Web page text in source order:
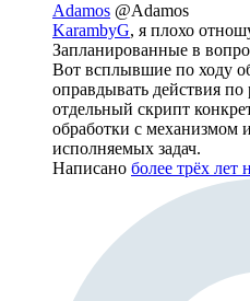
Adamos @Adamos
KarambyG, я плохо
Запланированные в
Вот всплывшие по ходу
оправдывать действия
отдельный скрипт
обработки с механизмом
исполняемых задач.
Написано более трёх лет